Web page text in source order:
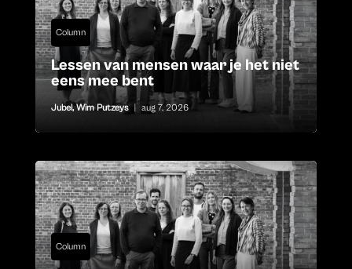
Column
Lessen van mensen waar je het niet
eens mee bent
Jubel,Wim Putzeys aug 7, 2026
Column